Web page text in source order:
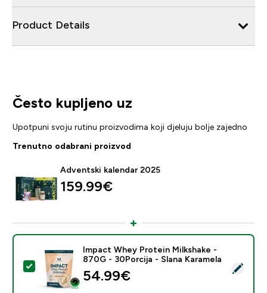
Product Details
Često kupljeno uz
Upotpuni svoju rutinu proizvodima koji djeluju bolje zajedno
Trenutno odabrani proizvod
Adventski kalendar 2025
159.99€‎
Odaberi ovaj proizvod - Impact Whey Protein
Impact Whey Protein Milkshake -
870G - 30Porcija - Slana Karamela
54.99€‎